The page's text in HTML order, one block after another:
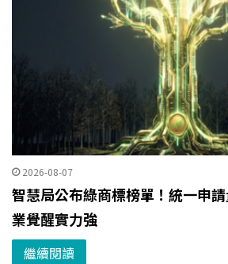
2026-08-07
智慧局公布綠商標榜單！統一申
業覺醒實力強
繼續閱讀